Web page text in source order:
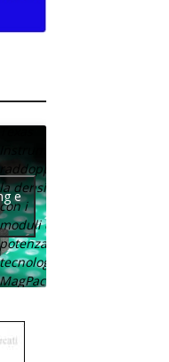
Texas
raddoppia
la densità
con i
moduli di
potenza con
tecnologia
MagPack.
e